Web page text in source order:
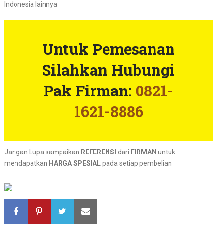
Indonesia lainnya
Untuk Pemesanan
Silahkan Hubungi
Pak Firman: 0821-
1621-8886
Jangan Lupa sampaikan REFERENSI dari FIRMAN untuk
mendapatkan HARGA SPESIALpada setiap pembelian